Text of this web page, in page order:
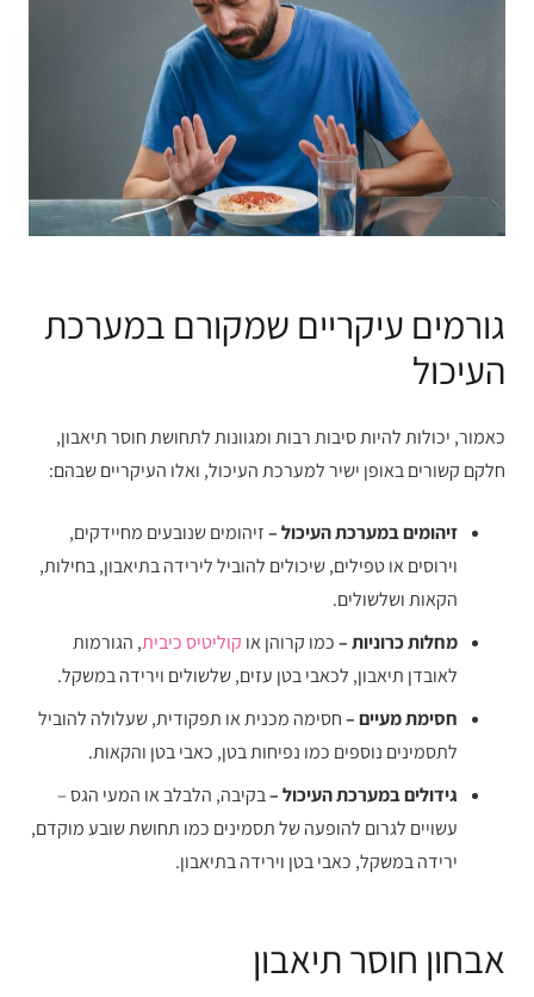
גורמים עיקריים שמקורם במערכת
העיכול
כאמור, יכולות להיות סיבות רבות ומגוונות לתחושת חוסר תיאבון,
חלקם קשורים באופן ישיר למערכת העיכול, ואלו העיקריים שבהם:
זיהומים במערכת העיכול –זיהומים שנובעים מחיידקים,
וירוסים או טפילים, שיכולים להוביל לירידה בתיאבון, בחילות,
הקאות ושלשולים.
מחלות כרוניות –כמו קרוהן או קוליטיס כיבית, הגורמות
לאובדן תיאבון, לכאבי בטן עזים, שלשולים וירידה במשקל.
חסימת מעיים –חסימה מכנית או תפקודית, שעלולה להוביל
לתסמינים נוספים כמו נפיחות בטן, כאבי בטן והקאות.
גידולים במערכת העיכול –בקיבה, הלבלב או המעי הגס –
עשויים לגרום להופעה של תסמינים כמו תחושת שובע מוקדם,
ירידה במשקל, כאבי בטן וירידה בתיאבון.
אבחון חוסר תיאבון